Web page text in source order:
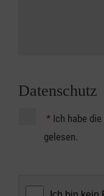
Datenschutz
* Ich habe die
gelesen.